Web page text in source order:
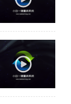
色版